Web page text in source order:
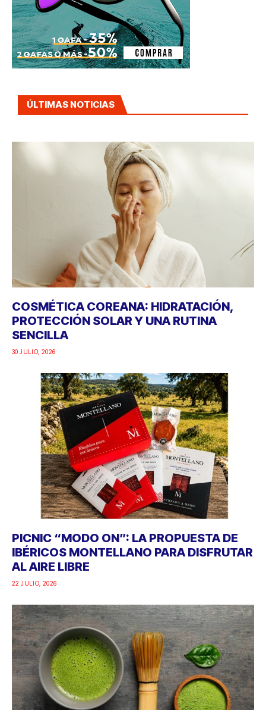
ÚLTIMAS NOTICIAS
COSMÉTICA COREANA: HIDRATACIÓN,
PROTECCIÓN SOLAR Y UNA RUTINA
SENCILLA
30 JULIO, 2026
PICNIC “MODO ON”: LA PROPUESTA DE
IBÉRICOS MONTELLANO PARA DISFRUTAR
AL AIRE LIBRE
22 JULIO, 2026